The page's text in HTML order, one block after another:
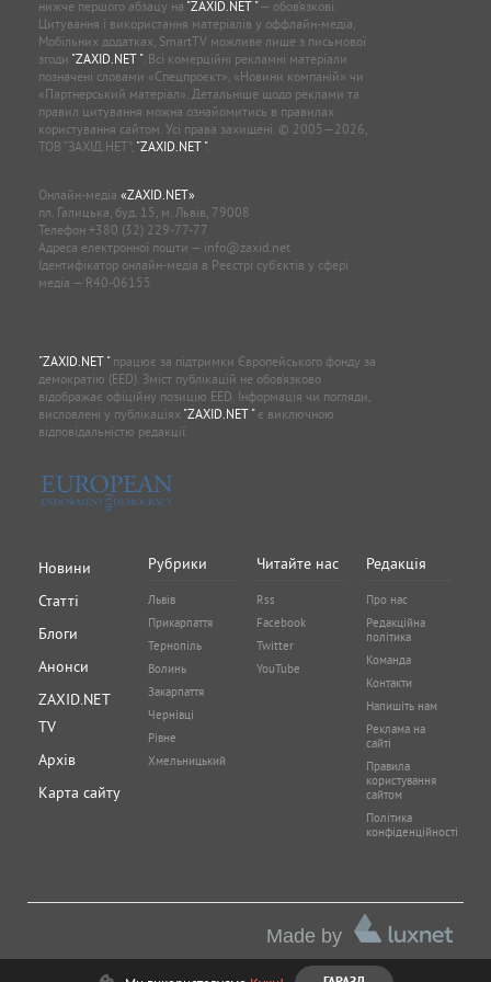
нижче першого абзацу на "ZAXID.NET "— обов’язкові.
Цитування і використання матеріалів у оффлайн-медіа,
Мобільних додатках, SmartTV можливе лише з письмової
згоди "ZAXID.NET ". Всі комерційні рекламні матеріали
позначені словами «Спецпроєкт», «Новини компаній» чи
«Партнерський матеріал». Детальніше щодо реклами та
правил цитування можна ознайомитись в правилах
користування сайтом. Усі права захищені. © 2005—2026,
ТОВ “ЗАХІД.НЕТ”, "ZAXID.NET ".
Онлайн-медіа «ZAXID.NET»
пл. Галицька, буд. 15, м. Львів, 79008
Телефон +380 (32) 229-77-77
Адреса електронної пошти — info@zaxid.net
Ідентифікатор онлайн-медіа в Реєстрі суб'єктів у сфері
медіа — R40-06155
"ZAXID.NET "працює за підтримки Європейського фонду за
демократію (EED). Зміст публікацій не обов’язково
відображає офіційну позицію EED. Інформація чи погляди,
висловлені у публікаціях "ZAXID.NET "є виключною
відповідальністю редакції.
Новини
Статті
Блоги
Анонси
ZAXID.NET
TV
Архів
Карта сайту
Рубрики
Львів
Прикарпаття
Тернопіль
Волинь
Закарпаття
Чернівці
Рівне
Хмельницький
Читайте нас
Rss
Facebook
Twitter
YouTube
Редакція
Про нас
Редакційна
політика
Команда
Контакти
Напишіть нам
Реклама на
сайті
Правила
користування
сайтом
Політика
конфіденційності
Made by